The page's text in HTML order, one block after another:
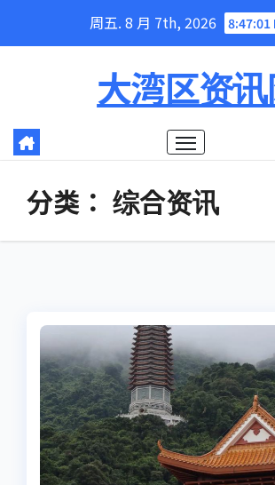
周五. 8 月 7th, 2026 8:47:02
大湾区资
分类： 综合资讯